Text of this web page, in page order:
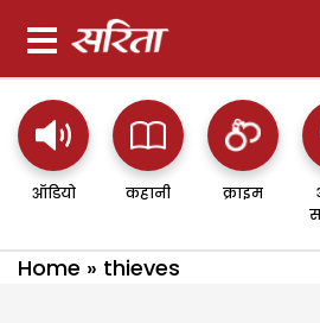
ऑडियो कहानी क्राइम
Home » thieves